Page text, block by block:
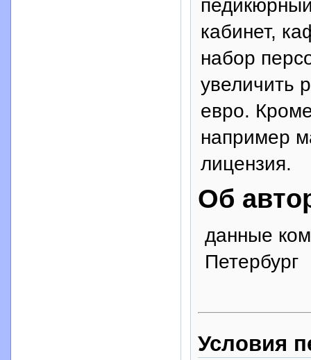
кабинет,
набор
увеличить
евро.
например
лицензия.
Об
данные
Петербург
Условия